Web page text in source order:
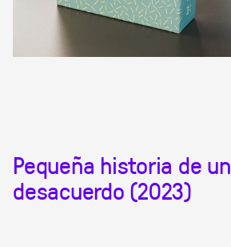
Pequeña historia de un
desacuerdo (2023)